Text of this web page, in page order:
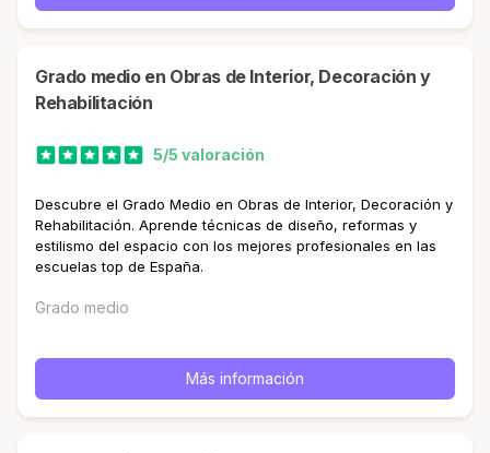
Grado medio en Obras de Interior, Decoración y
Rehabilitación
5/5 valoración
Descubre el Grado Medio en Obras de Interior, Decoración y
Rehabilitación. Aprende técnicas de diseño, reformas y
estilismo del espacio con los mejores profesionales en las
escuelas top de España.
Grado medio
Más información